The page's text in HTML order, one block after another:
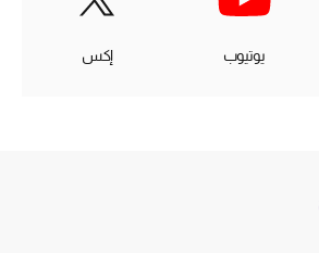
يوتيوب إكس